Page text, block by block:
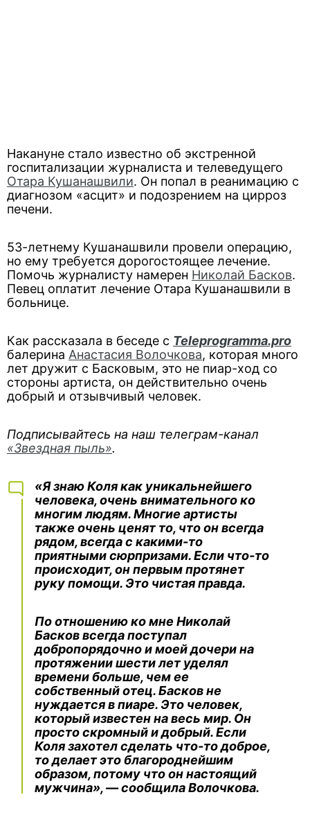
Накануне стало известно об экстренной
госпитализации журналиста и телеведущего
Отара Кушанашвили. Он попал в реанимацию с
диагнозом «асцит» и подозрением на цирроз
печени.
53-летнему Кушанашвили провели операцию,
но ему требуется дорогостоящее лечение.
Помочь журналисту намерен Николай Басков.
Певец оплатит лечение Отара Кушанашвили в
больнице.
Как рассказала в беседе с Teleprogramma.pro
балерина Анастасия Волочкова, которая много
лет дружит с Басковым, это не пиар-ход со
стороны артиста, он действительно очень
добрый и отзывчивый человек.
Подписывайтесь на наш телеграм-канал
«Звездная пыль».
«Я знаю Коля как уникальнейшего
человека, очень внимательного ко
многим людям. Многие артисты
также очень ценят то, что он всегда
рядом, всегда с какими-то
приятными сюрпризами. Если что-то
происходит, он первым протянет
руку помощи. Это чистая правда.
По отношению ко мне Николай
Басков всегда поступал
добропорядочно и моей дочери на
протяжении шести лет уделял
времени больше, чем ее
собственный отец. Басков не
нуждается в пиаре. Это человек,
который известен на весь мир. Он
просто скромный и добрый. Если
Коля захотел сделать что-то доброе,
то делает это благороднейшим
образом, потому что он настоящий
мужчина», — сообщила Волочкова.